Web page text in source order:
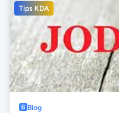
Tips KDA
Blog